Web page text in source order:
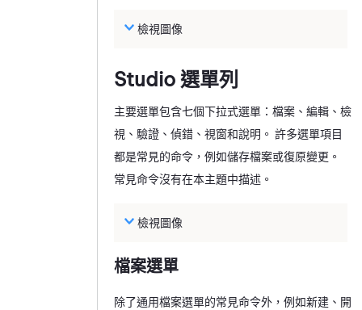
檢視圖像
Studio 選單列
主要選單包含七個下拉式選單：檔案、編輯、檢
視、驗證、偵錯、視窗和說明。 許多選單項目
都是常見的命令，例如儲存檔案或復原變更。
常見命令沒有在本主題中描述。
檢視圖像
檔案選單
除了通用檔案選單的常見命令外，例如新建、開